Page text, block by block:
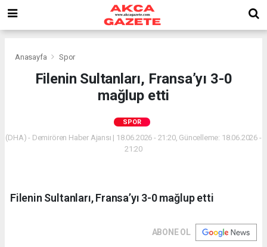
Anasayfa Spor
Filenin Sultanları, Fransa’yı 3-0
mağlup etti
SPOR
(DHA) - Demirören Haber Ajansı | 18.06.2026 - 21:20, Güncelleme: 18.06.2026 -
21:20
Filenin Sultanları, Fransa’yı 3-0 mağlup etti
ABONE OL